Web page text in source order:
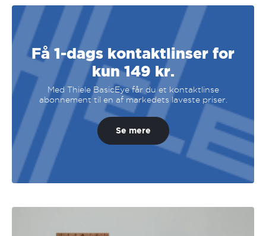
Få 1-dags kontaktlinser for
kun 149 kr.
Med Thiele BasicEye får du et kontaktlinse
abonnement til en af markedets laveste priser.
Se mere